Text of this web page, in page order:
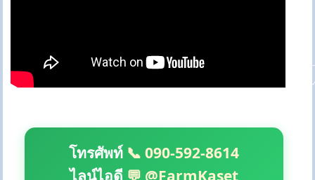
โทรศัพท์ 📞 090-592-8614
ไลน์ไอดี 💬 @FarmKaset